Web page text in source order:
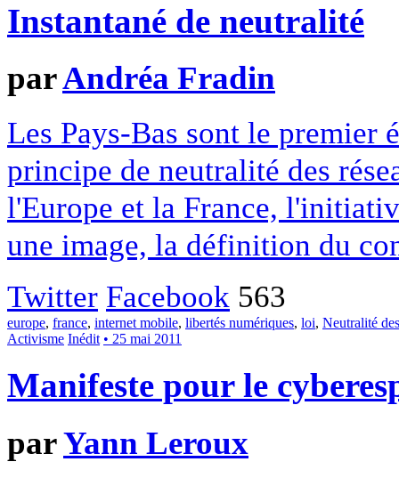
Instantané de neutralité
parAndréa Fradin
Les Pays-Bas sont le premier
principe de neutralité des
l'Europe et la France,
une image, la définition du
Twitter Facebook 563
europe, france, internet mobile, libertés numériques, loi, Neutralité
Activisme Inédit • 25 mai 2011
Manifeste pour le
parYann Leroux